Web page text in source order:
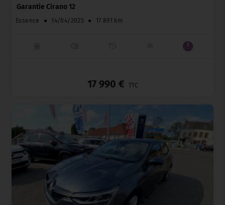
Garantie Cirano 12
Essence ● 14/04/2025 ● 17 891 km
17 990 € TTC